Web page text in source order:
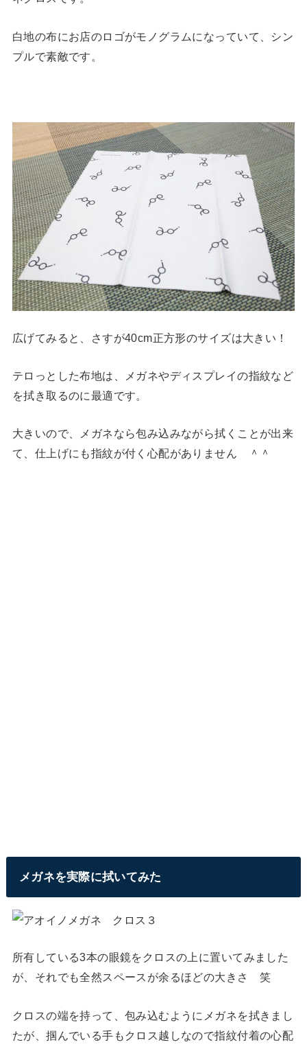
白地の布にお店のロゴがモノグラムになっていて、シン
プルで素敵です。
広げてみると、さすが40cm正方形のサイズは大きい！
テロっとした布地は、メガネやディスプレイの指紋など
を拭き取るのに最適です。
大きいので、メガネなら包み込みながら拭くことが出来
て、仕上げにも指紋が付く心配がありません ＾＾
メガネを実際に拭いてみた
所有している3本の眼鏡をクロスの上に置いてみました
が、それでも全然スペースが余るほどの大きさ 笑
クロスの端を持って、包み込むようにメガネを拭きまし
たが、掴んでいる手もクロス越しなので指紋付着の心配